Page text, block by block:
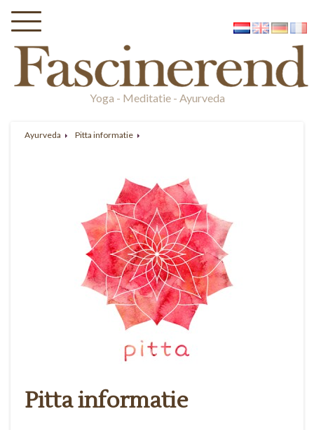
Yoga - Meditatie - Ayurveda
Ayurveda Pitta informatie
Pitta informatie